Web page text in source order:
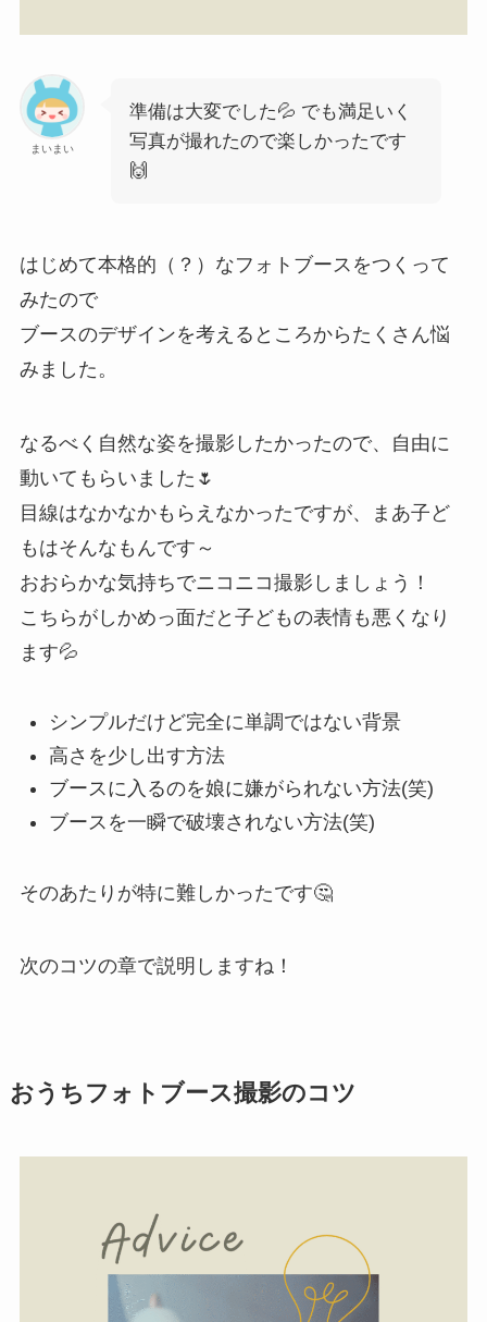
まいまい
準備は大変でした💦 でも満足いく
写真が撮れたので楽しかったです
🙌
はじめて本格的（？）なフォトブースをつくって
みたので
ブースのデザインを考えるところからたくさん悩
みました。
なるべく自然な姿を撮影したかったので、自由に
動いてもらいました🌷
目線はなかなかもらえなかったですが、まあ子ど
もはそんなもんです～
おおらかな気持ちでニコニコ撮影しましょう！
こちらがしかめっ面だと子どもの表情も悪くなり
ます💦
シンプルだけど完全に単調ではない背景
高さを少し出す方法
ブースに入るのを娘に嫌がられない方法(笑)
ブースを一瞬で破壊されない方法(笑)
そのあたりが特に難しかったです🤔
次のコツの章で説明しますね！
おうちフォトブース撮影のコツ